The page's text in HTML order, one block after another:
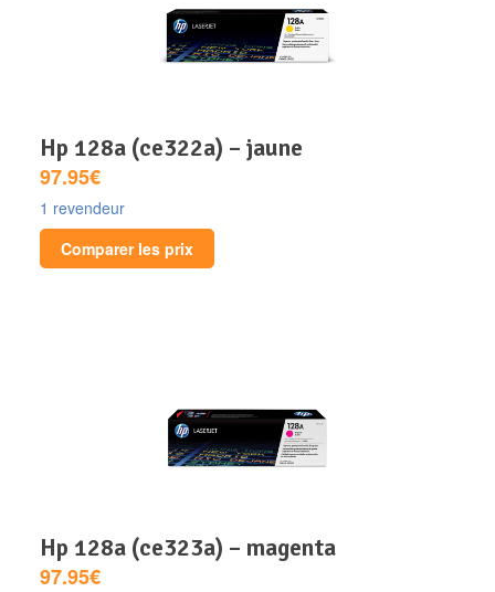
hp 128a (ce322a) – jaune
97.95€
1 revendeur
Comparer les prix
hp 128a (ce323a) – magenta
97.95€